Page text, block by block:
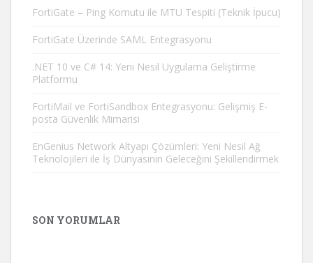
FortiGate – Ping Komutu ile MTU Tespiti (Teknik İpucu)
FortiGate Üzerinde SAML Entegrasyonu
.NET 10 ve C# 14: Yeni Nesil Uygulama Geliştirme
Platformu
FortiMail ve FortiSandbox Entegrasyonu: Gelişmiş E-
posta Güvenlik Mimarisi
EnGenius Network Altyapı Çözümleri: Yeni Nesil Ağ
Teknolojileri ile İş Dünyasının Geleceğini Şekillendirmek
SON YORUMLAR